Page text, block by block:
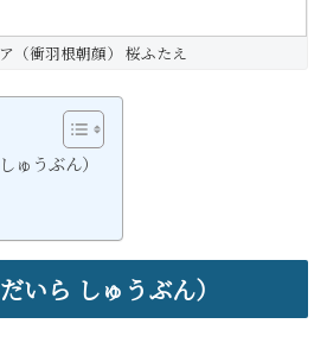
（衝羽根朝顔） 桜ふたえ
ゅうぶん）
いら しゅうぶん）